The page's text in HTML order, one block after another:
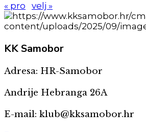
« pro
velj »
KKSamobor
Adresa: HR-Samobor
Andrije Hebranga 26A
E-mail: klub@kksamobor.hr